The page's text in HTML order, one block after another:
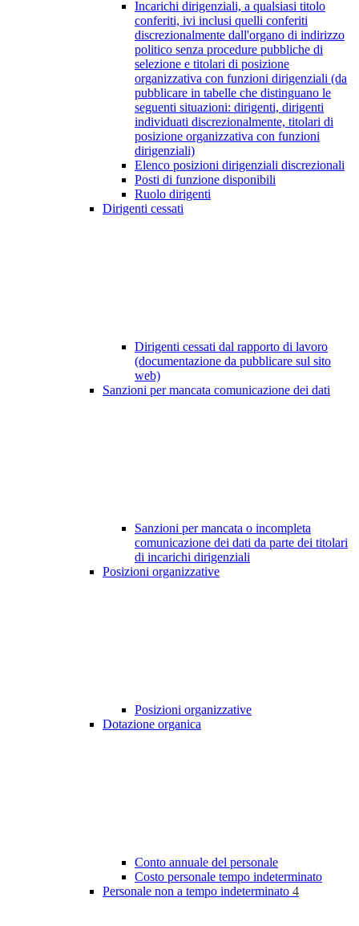
Incarichi dirigenziali, a qualsiasi titolo
conferiti, ivi inclusi quelli conferiti
discrezionalmente dall'organo di indirizzo
politico senza procedure pubbliche di
selezione e titolari di posizione
organizzativa con funzioni dirigenziali (da
pubblicare in tabelle che distinguano le
seguenti situazioni: dirigenti, dirigenti
individuati discrezionalmente, titolari di
posizione organizzativa con funzioni
dirigenziali)
Elenco posizioni dirigenziali discrezionali
Posti di funzione disponibili
Ruolo dirigenti
Dirigenti cessati
Dirigenti cessati dal rapporto di lavoro
(documentazione da pubblicare sul sito
web)
Sanzioni per mancata comunicazione dei dati
Sanzioni per mancata o incompleta
comunicazione dei dati da parte dei titolari
di incarichi dirigenziali
Posizioni organizzative
Posizioni organizzative
Dotazione organica
Conto annuale del personale
Costo personale tempo indeterminato
Personale non a tempo indeterminato 4